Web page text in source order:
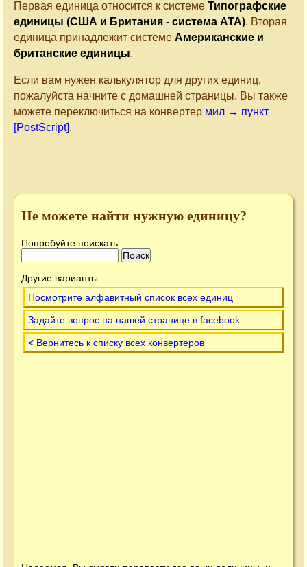
Первая единица относится к системе Типографские
единицы (США и Британия - система ATA). Вторая
единица принадлежит системе Американские и
британские единицы.
Если вам нужен калькулятор для других единиц,
пожалуйста начните с домашней страницы. Вы также
можете переключиться на конвертер мил → пункт
[PostScript].
Не можете найти нужную единицу?
Попробуйте поискать:
Другие варианты:
Посмотрите алфавитный список всех единиц
Задайте вопрос на нашей странице в facebook
< Вернитесь к списку всех конвертеров